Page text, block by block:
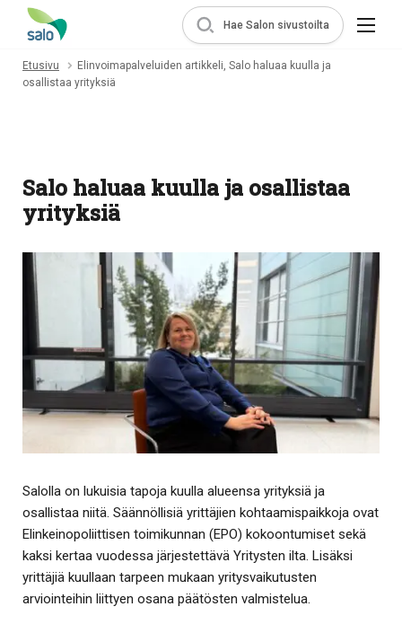
Hae Salon sivustoilta
Etusivu
Elinvoimapalveluiden artikkeli, Salo haluaa kuulla ja
osallistaa yrityksiä
Salo haluaa kuulla ja osallistaa
yrityksiä
Salolla on lukuisia tapoja kuulla alueensa yrityksiä ja
osallistaa niitä. Säännöllisiä yrittäjien kohtaamispaikkoja ovat
Elinkeinopoliittisen toimikunnan (EPO) kokoontumiset sekä
kaksi kertaa vuodessa järjestettävä Yritysten ilta. Lisäksi
yrittäjiä kuullaan tarpeen mukaan yritysvaikutusten
arviointeihin liittyen osana päätösten valmistelua.